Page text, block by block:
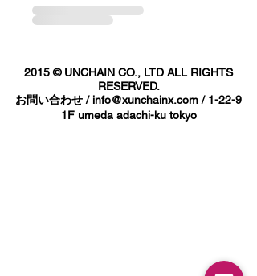
2015 © UNCHAIN CO., LTD ALL RIGHTS
RESERVED.
お問い合わせ / info@xunchainx.com/ 1-22-9
1F umeda adachi-ku tokyo